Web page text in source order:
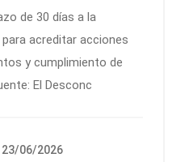
de 30 días a la
acreditar acciones
y cumplimiento de
El Desconc
23/06/2026